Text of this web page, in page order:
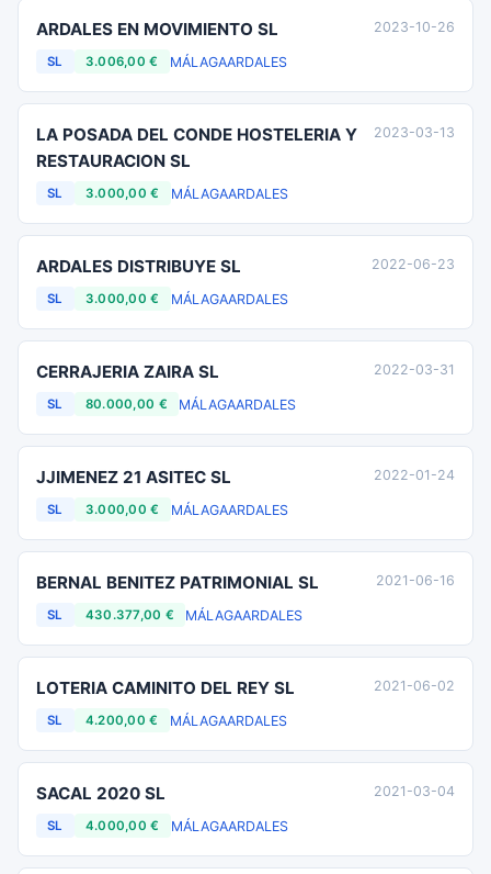
ARDALES EN MOVIMIENTO SL
SL 3.006,00 € MÁLAGAARDALES
2023-10-26
LA POSADA DEL CONDE HOSTELERIA Y
RESTAURACION SL
SL 3.000,00 € MÁLAGAARDALES
2023-03-13
ARDALES DISTRIBUYE SL
SL 3.000,00 € MÁLAGAARDALES
2022-06-23
CERRAJERIA ZAIRA SL
SL 80.000,00 € MÁLAGAARDALES
2022-03-31
JJIMENEZ 21 ASITEC SL
SL 3.000,00 € MÁLAGAARDALES
2022-01-24
BERNAL BENITEZ PATRIMONIAL SL
SL 430.377,00 € MÁLAGAARDALES
2021-06-16
LOTERIA CAMINITO DEL REY SL
SL 4.200,00 € MÁLAGAARDALES
2021-06-02
SACAL 2020 SL
SL 4.000,00 € MÁLAGAARDALES
2021-03-04